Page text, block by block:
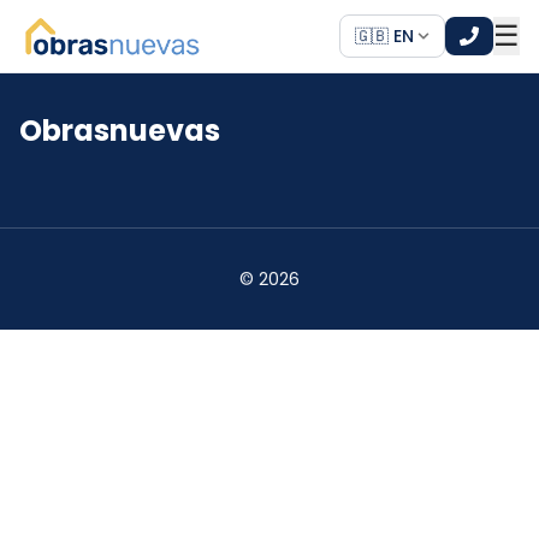
🇬🇧 EN ☰
*
Obrasnuevas
© 2026